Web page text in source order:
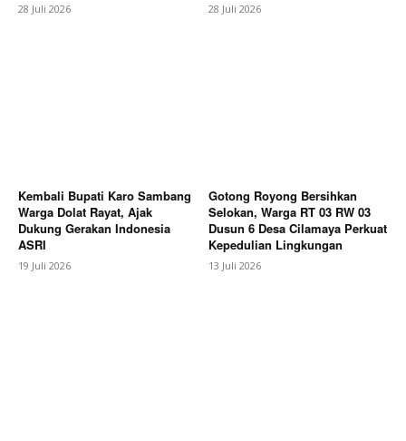
28 Juli 2026 28 Juli 2026
Kembali Bupati Karo Sambang
Warga Dolat Rayat, Ajak
Dukung Gerakan Indonesia
ASRI
19 Juli 2026
Gotong Royong Bersihkan
Selokan, Warga RT 03 RW 03
Dusun 6 Desa Cilamaya Perkuat
Kepedulian Lingkungan
13 Juli 2026